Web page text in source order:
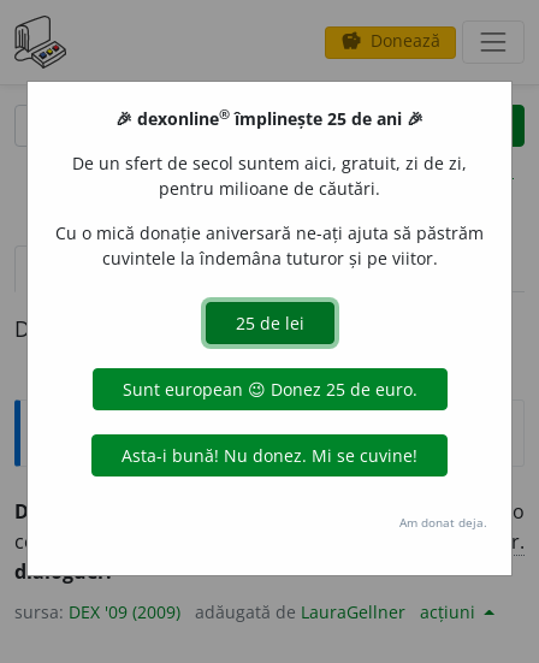
savings Donează
clear
opțiuni
definiții (1) pronunțievolume_up (20)
Definiția cu ID-ul 860129:
Explicative DEX
DIALOG
A întreține o
conversație, a vorbi cu cineva. [
fr.
dialoguer.
sursa: DEX '09 (2009) adăugată de LauraGellner acțiuni
🎉 dexonline® împlinește 25 de ani 🎉
De un sfert de secol suntem aici, gratuit, zi de zi,
pentru milioane de căutări.
Cu o mică donație aniversară ne-ați ajuta să păstrăm
cuvintele la îndemâna tuturor și pe viitor.
Am donat deja.